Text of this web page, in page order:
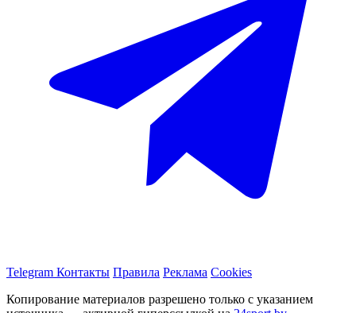
Telegram Контакты Правила Реклама Cookies
Копирование материалов разрешено только с указанием